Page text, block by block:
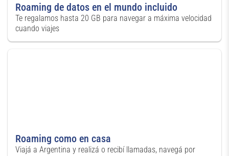
Roaming de datos en el mundo incluido
Te regalamos hasta 20 GB para navegar a máxima velocidad
cuando viajes
Roaming como en casa
Viajá a Argentina y realizá o recibí llamadas, navegá por